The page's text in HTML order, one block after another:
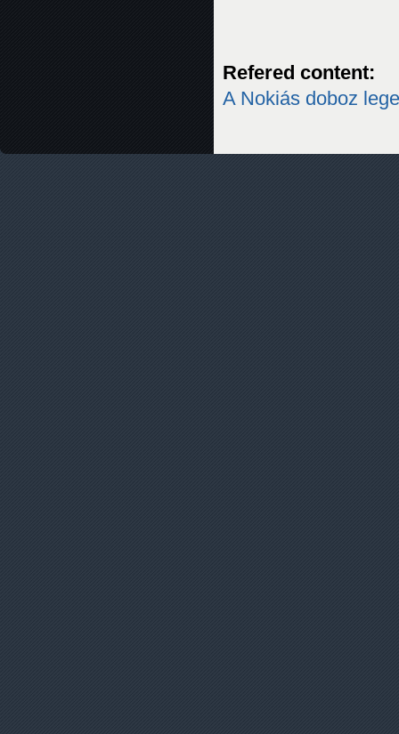
Refered content:
A Nokiás doboz